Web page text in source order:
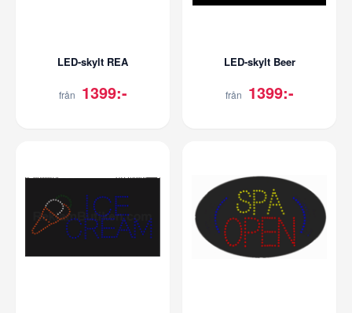
LED-skylt REA
från 1399:-
LED-skylt Beer
från 1399:-